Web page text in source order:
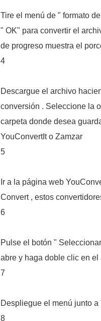
Tire el menú de " formato
" OK" para convertir el
de progreso muestra el
4
Descargue el archivo
conversión . Seleccione la
carpeta donde desea
YouConvertIt o Zamzar
5
Ir a la página web
Convert , estos
6
Pulse el botón "
abre y haga doble clic en el
7
Despliegue el menú junto
8